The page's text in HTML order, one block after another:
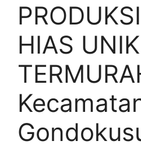
HIAS UNIK